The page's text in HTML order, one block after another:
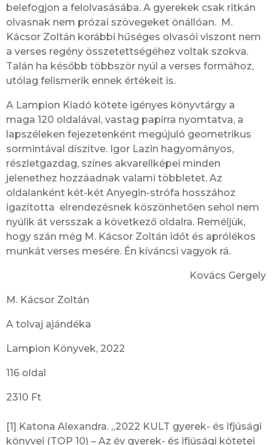
belefogjon a felolvasásába. A gyerekek csak ritkán
olvasnak nem prózai szövegeket önállóan. M.
Kácsor Zoltán korábbi hűséges olvasói viszont nem
a verses regény összetettségéhez voltak szokva.
Talán ha később többször nyúl a verses formához,
utólag felismerik ennek értékeit is.
A Lampion Kiadó kötete igényes könyvtárgy a
maga 120 oldalával, vastag papírra nyomtatva, a
lapszéleken fejezetenként megújuló geometrikus
sormintával díszítve. Igor Lazin hagyományos,
részletgazdag, színes akvarellképei minden
jelenethez hozzáadnak valami többletet. Az
oldalanként két-két Anyegin-strófa hosszához
igazította elrendezésnek köszönhetően sehol nem
nyúlik át versszak a következő oldalra. Reméljük,
hogy szán még M. Kácsor Zoltán időt és aprólékos
munkát verses mesére. Én kíváncsi vagyok rá.
Kovács Gergely
M. Kácsor Zoltán
A tolvaj ajándéka
Lampion Könyvek, 2022
116 oldal
2310 Ft
[1] Katona Alexandra. „2022 KULT gyerek- és ifjúsági
könyvei (TOP 10) – Az év gyerek- és ifjúsági kötetei